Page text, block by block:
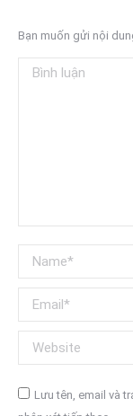
Bạn muốn gửi nội
Bình luận
Name *
Email *
Website
Lưu tên, email và